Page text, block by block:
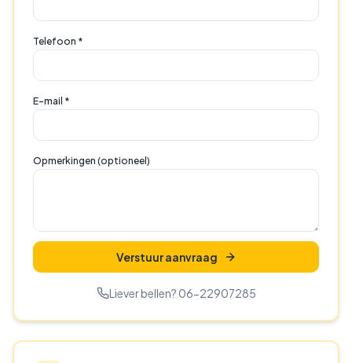
Telefoon *
E-mail *
Opmerkingen (optioneel)
Verstuur aanvraag
Liever bellen? 06-22907285